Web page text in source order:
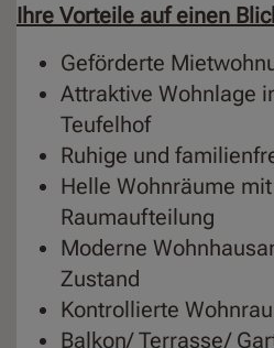
Ihre Vorteile auf einen
Geförderte
Attraktive Wohnlage
Teufelhof
Ruhige und
Helle Wohnräume
Raumaufteilung
Moderne
Zustand
Kontrollierte
Balkon/ Terrasse/